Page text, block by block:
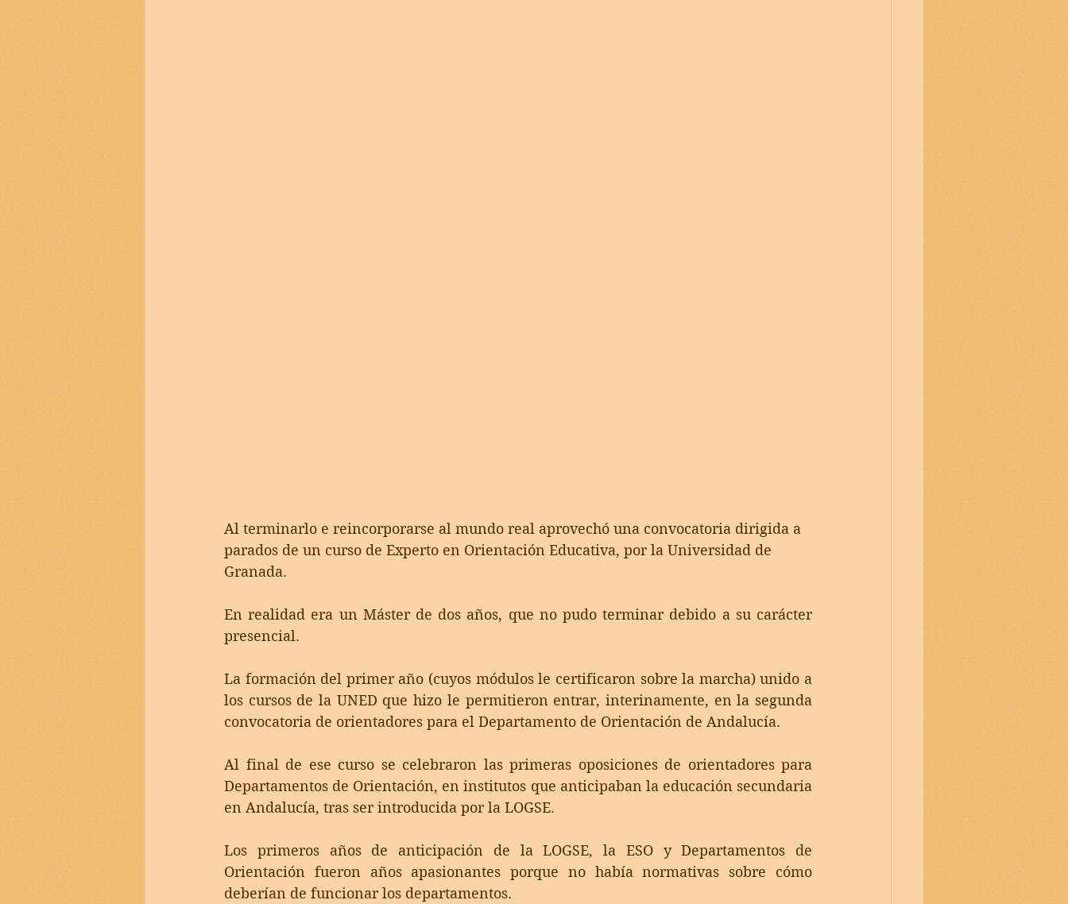
Al terminarlo e reincorporarse al mundo real aprovechó una convocatoria dirigida a
parados de un curso de Experto en Orientación Educativa, por la Universidad de
Granada.
En realidad era un Máster de dos años, que no pudo terminar debido a su carácter
presencial.
La formación del primer año (cuyos módulos le certificaron sobre la marcha) unido a
los cursos de la UNED que hizo le permitieron entrar, interinamente, en la segunda
convocatoria de orientadores para el Departamento de Orientación de Andalucía.
Al final de ese curso se celebraron las primeras oposiciones de orientadores para
Departamentos de Orientación, en institutos que anticipaban la educación secundaria
en Andalucía, tras ser introducida por la LOGSE.
Los primeros años de anticipación de la LOGSE, la ESO y Departamentos de
Orientación fueron años apasionantes porque no había normativas sobre cómo
deberían de funcionar los departamentos.